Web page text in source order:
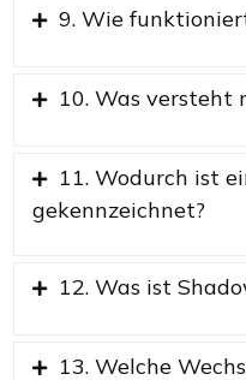
9. Wie
10. Was versteht
11. Wodurch ist
gekennzeichnet?
12. Was ist
13. Welche